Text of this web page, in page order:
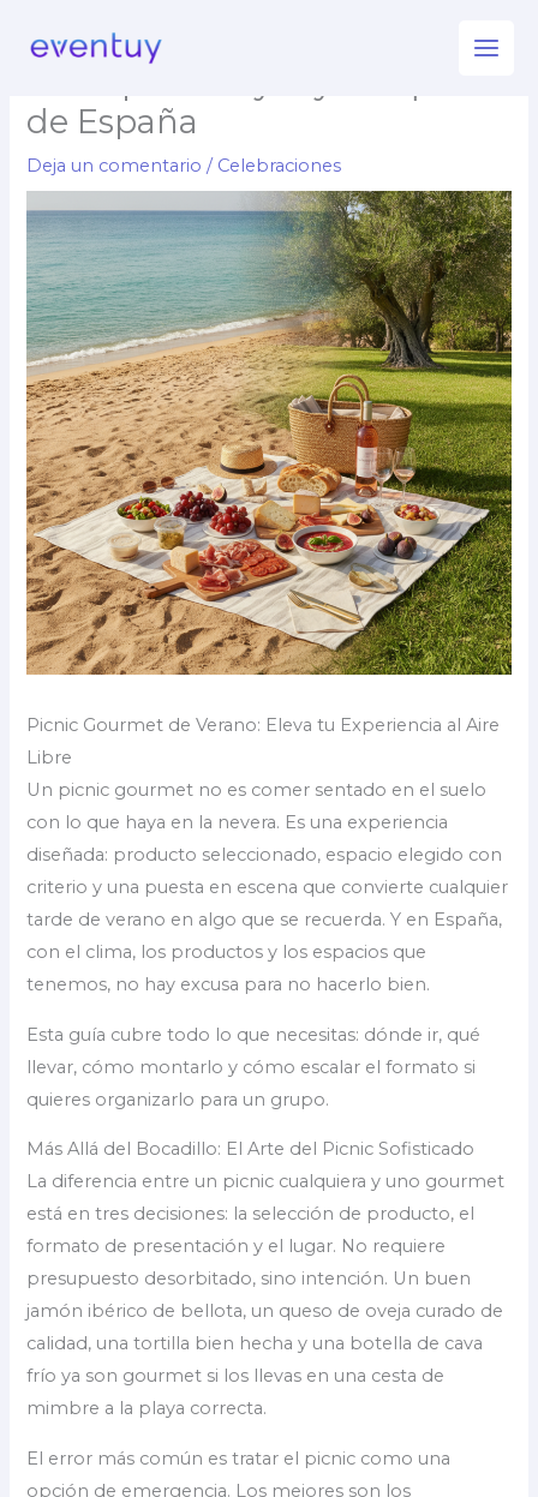
Picnic Gourmet de Verano:
de España
Deja un comentario / Celebraciones
Picnic Gourmet de Verano: Eleva tu Experiencia al Aire
Libre
Un picnic gourmet no es comer sentado en el suelo
con lo que haya en la nevera. Es una experiencia
diseñada: producto seleccionado, espacio elegido con
criterio y una puesta en escena que convierte cualquier
tarde de verano en algo que se recuerda. Y en España,
con el clima, los productos y los espacios que
tenemos, no hay excusa para no hacerlo bien.
Esta guía cubre todo lo que necesitas: dónde ir, qué
llevar, cómo montarlo y cómo escalar el formato si
quieres organizarlo para un grupo.
Más Allá del Bocadillo: El Arte del Picnic Sofisticado
La diferencia entre un picnic cualquiera y uno gourmet
está en tres decisiones: la selección de producto, el
formato de presentación y el lugar. No requiere
presupuesto desorbitado, sino intención. Un buen
jamón ibérico de bellota, un queso de oveja curado de
calidad, una tortilla bien hecha y una botella de cava
frío ya son gourmet si los llevas en una cesta de
mimbre a la playa correcta.
El error más común es tratar el picnic como una
opción de emergencia. Los mejores son los